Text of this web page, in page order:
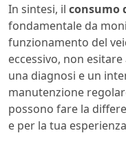
In sintesi, il consumo
fondamentale da
funzionamento del
eccessivo, non
una diagnosi e un
manutenzione
possono fare la
e per la tua